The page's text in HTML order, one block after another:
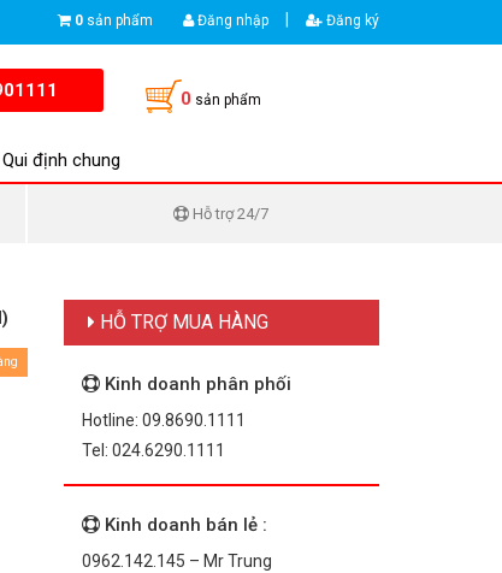
0 sản phẩm Đăng nhập Đăng ký
0 sản phẩm
định chung
Hỗ trợ 24/7
HỖ TRỢ MUA HÀNG
Kinh doanh phân phối
Hotline: 09.8690.1111
Tel: 024.6290.1111
Kinh doanh bán lẻ :
0962.142.145 – Mr Trung